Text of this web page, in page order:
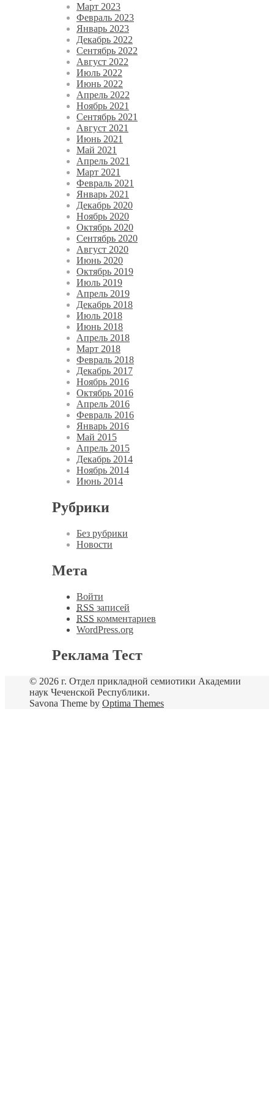
Март 2023
Февраль 2023
Январь 2023
Декабрь 2022
Сентябрь 2022
Август 2022
Июль 2022
Июнь 2022
Апрель 2022
Ноябрь 2021
Сентябрь 2021
Август 2021
Июнь 2021
Май 2021
Апрель 2021
Март 2021
Февраль 2021
Январь 2021
Декабрь 2020
Ноябрь 2020
Октябрь 2020
Сентябрь 2020
Август 2020
Июнь 2020
Октябрь 2019
Июль 2019
Апрель 2019
Декабрь 2018
Июль 2018
Июнь 2018
Апрель 2018
Март 2018
Февраль 2018
Декабрь 2017
Ноябрь 2016
Октябрь 2016
Апрель 2016
Февраль 2016
Январь 2016
Май 2015
Апрель 2015
Декабрь 2014
Ноябрь 2014
Июнь 2014
Рубрики
Без рубрики
Новости
Мета
Войти
RSS записей
RSS комментариев
WordPress.org
Реклама Тест
© 2026 г. Отдел прикладной семиотики Академии
наук Чеченской Республики.
Savona Theme by Optima Themes